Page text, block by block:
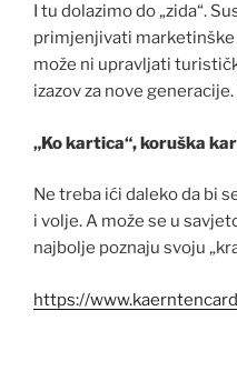
I tu dolazimo do „zida“.
primjenjivati marketinške
može ni upravljati
izazov za nove
„Ko kartica“, koruška
Ne treba ići daleko da bi
i volje. A može se u
najbolje poznaju svoju
https://